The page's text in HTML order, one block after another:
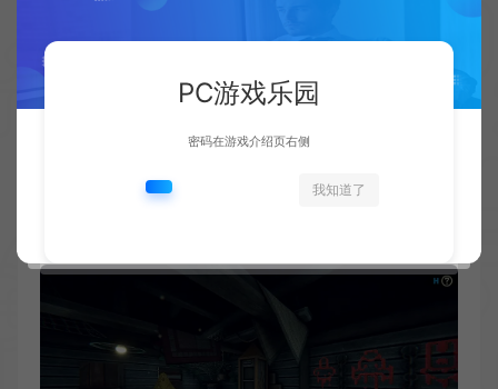
PC游戏乐园
密码在游戏介绍页右侧
我知道了